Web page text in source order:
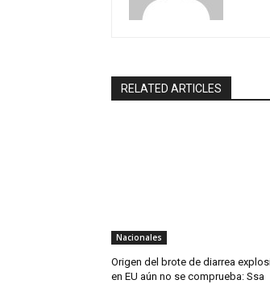
RELATED ARTICLES
Nacionales
Origen del brote de diarrea
en EU aún no se comprueba: Ssa